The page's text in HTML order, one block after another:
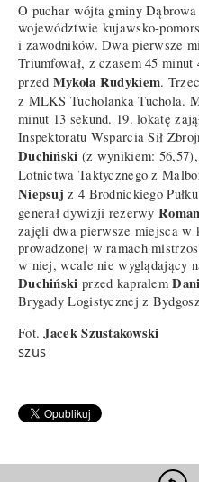
O puchar wójta gminy
województwie kujawsko-
i zawodników. Dwa pierwsze
Triumfował, z czasem 45
przed Mykola Rudykiem.
z MLKS Tucholanka Tuchola.
minut 13 sekund. 19. lokatę
Inspektoratu Wsparcia Sił
Duchiński (z wynikiem:
Lotnictwa Taktycznego z
Niepsuj z 4 Brodnickiego
generał dywizji rezerwy
zajęli dwa pierwsze miejsca w
prowadzonej w ramach
w niej, wcale nie wyglądający
Duchiński przed kapralem
Brygady Logistycznej z
Fot.Jacek Szustakowski
szus